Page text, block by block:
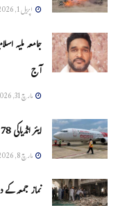
اپریل 1, 2026
جامعہ ملیہ
آج
مارچ 31, 2026
ایئر انڈیاکی 78 اضافی پروازوں کی شروعات
مارچ 8, 2026
نماز جمعہ کے